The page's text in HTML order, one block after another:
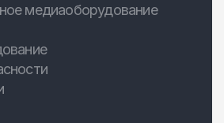
медиаоборудование